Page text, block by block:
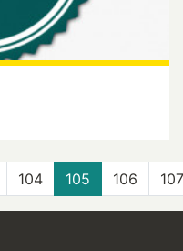
104 105 106 107